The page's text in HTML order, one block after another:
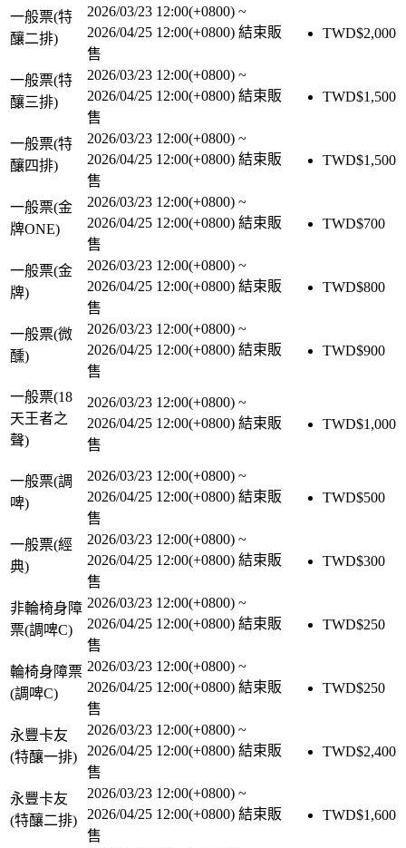
一般票(特
釀二排)
2026/03/23 12:00(+0800) ~
2026/04/25 12:00(+0800) 結束販
售
TWD$2,000
一般票(特
釀三排)
2026/03/23 12:00(+0800) ~
2026/04/25 12:00(+0800) 結束販
售
TWD$1,500
一般票(特
釀四排)
2026/03/23 12:00(+0800) ~
2026/04/25 12:00(+0800) 結束販
售
TWD$1,500
一般票(金
牌ONE)
2026/03/23 12:00(+0800) ~
2026/04/25 12:00(+0800) 結束販
售
TWD$700
一般票(金
牌)
2026/03/23 12:00(+0800) ~
2026/04/25 12:00(+0800) 結束販
售
TWD$800
一般票(微
醺)
2026/03/23 12:00(+0800) ~
2026/04/25 12:00(+0800) 結束販
售
TWD$900
一般票(18
天王者之
聲)
2026/03/23 12:00(+0800) ~
2026/04/25 12:00(+0800) 結束販
售
TWD$1,000
一般票(調
啤)
2026/03/23 12:00(+0800) ~
2026/04/25 12:00(+0800) 結束販
售
TWD$500
一般票(經
典)
2026/03/23 12:00(+0800) ~
2026/04/25 12:00(+0800) 結束販
售
TWD$300
非輪椅身障
票(調啤C)
2026/03/23 12:00(+0800) ~
2026/04/25 12:00(+0800) 結束販
售
TWD$250
輪椅身障票
(調啤C)
2026/03/23 12:00(+0800) ~
2026/04/25 12:00(+0800) 結束販
售
TWD$250
永豐卡友
(特釀一排)
2026/03/23 12:00(+0800) ~
2026/04/25 12:00(+0800) 結束販
售
TWD$2,400
永豐卡友
(特釀二排)
2026/03/23 12:00(+0800) ~
2026/04/25 12:00(+0800) 結束販
售
TWD$1,600